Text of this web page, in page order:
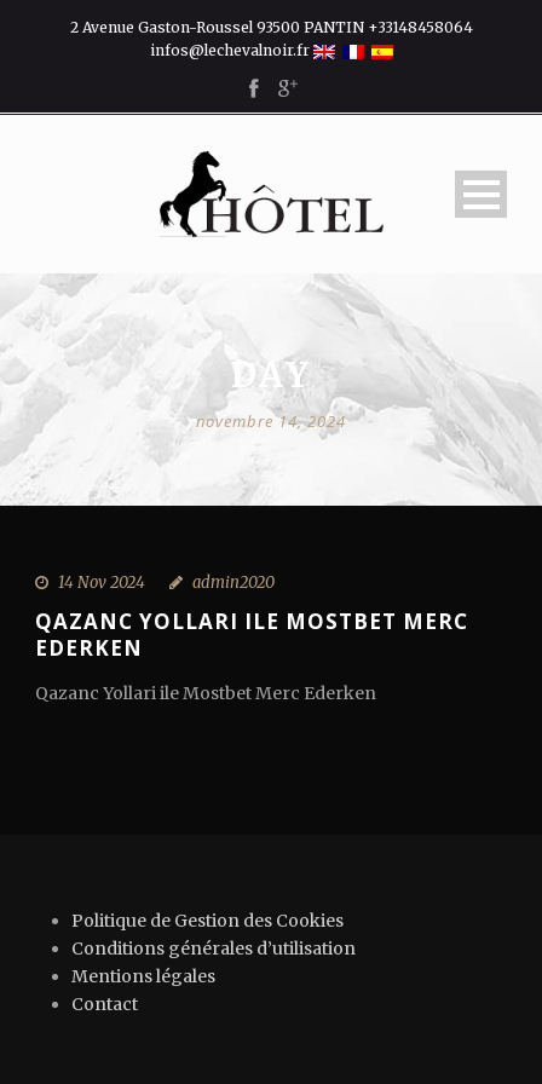
2 Avenue Gaston-Roussel 93500 PANTIN +33148458064
infos@lechevalnoir.fr
DAY
novembre 14, 2024
14 Nov 2024 admin2020
QAZANC YOLLARI ILE MOSTBET MERC
EDERKEN
Qazanc Yollari ile Mostbet Merc Ederken
Politique de Gestion des Cookies
Conditions générales d’utilisation
Mentions légales
Contact